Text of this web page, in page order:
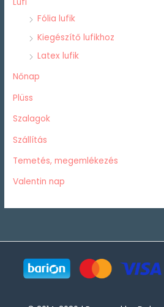
Fólia lufik
Kiegészítő lufikhoz
Latex lufik
Nőnap
Plüss
Szalagok
Szállítás
Temetés, megemlékezés
Valentin nap